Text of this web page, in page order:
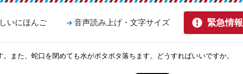
いにほんご 音声読み上げ・文字サイズ 緊急情報
また、蛇口を閉めても水がポタポタ落ちます。どうすればいいですか。